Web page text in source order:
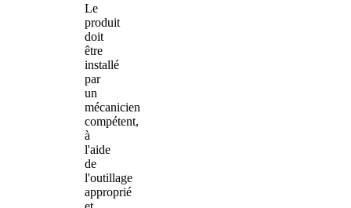
Le
produit
doit
être
installé
par
un
mécanicien
compétent,
à
l'aide
de
l'outillage
approprié